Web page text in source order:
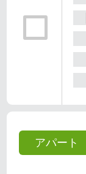
アパート